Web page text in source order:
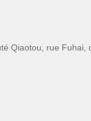
Qiaotou, rue